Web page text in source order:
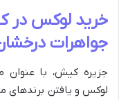
خرید لوکس در
جواهرات
جزیره کیش، با عنوان
لوکس و یافتن برندهای